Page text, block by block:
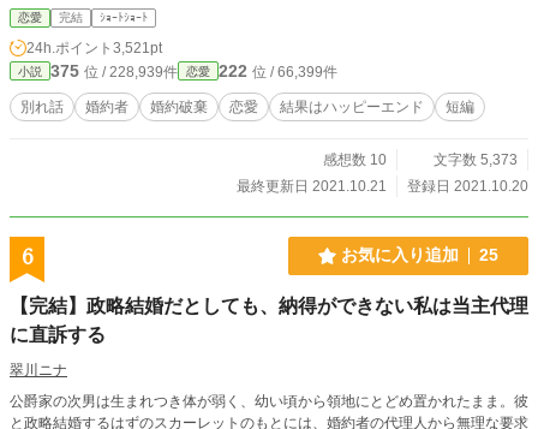
恋愛 完結 ｼｮｰﾄｼｮｰﾄ
24h.ポイント 3,521pt
小説 375 位 / 228,939件 恋愛 222 位 / 66,399件
別れ話 婚約者 婚約破棄 恋愛 結果はハッピーエンド 短編
感想数 10
文字数 5,373
最終更新日 2021.10.21
登録日 2021.10.20
6 お気に入り追加 25
【完結】政略結婚だとしても、納得ができない私は当主代理
に直訴する
翠川ニナ
公爵家の次男は生まれつき体が弱く、幼い頃から領地にとどめ置かれたまま。彼
と政略結婚するはずのスカーレットのもとには、婚約者の代理人から無理な要求